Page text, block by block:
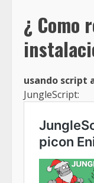
¿ Como
usando script
JungleScript: